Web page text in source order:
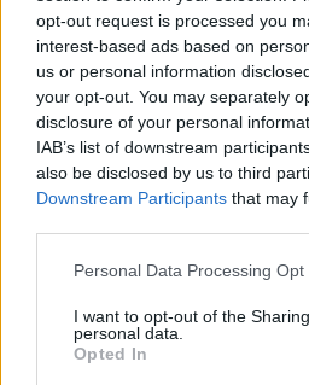
opt-out request is processed you
interest-based ads based on
us or personal information
your opt-out. You may separately
disclosure of your personal
IAB’s list of downstream
also be disclosed by us to third
Downstream Participants that may
Personal Data Processing Opt
I want to opt-out of the
personal data.
Opted In
Minősítés
Hogyan lehet
kutyabarát